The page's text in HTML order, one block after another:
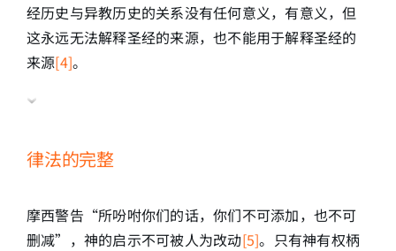
经历史与异教历史的关系没有任何意义，有意义，但
这永远无法解释圣经的来源，也不能用于解释圣经的
来源[4]。
律法的完整
摩西警告“所吩咐你们的话，你们不可添加，也不可
删减”，神的启示不可被人为改动[5]。只有神有权柄